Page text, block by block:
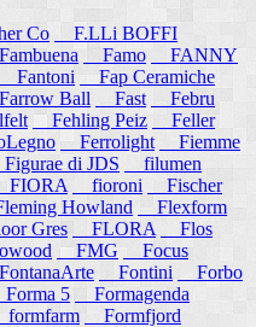
Co
F.LLi BOFFI
Famo
FANNY
Fantoni
Fap Ceramiche
Ball Fast
Febru
Fehling Peiz
Feller
Ferrolight
Fiemme
di JDS
filumen
FIORA fioroni
Fischer
Howland
Flexform
Gres FLORA
Flos
FMG
Focus
Fontini
Forbo
5
Formagenda
formfarm
Formfjord